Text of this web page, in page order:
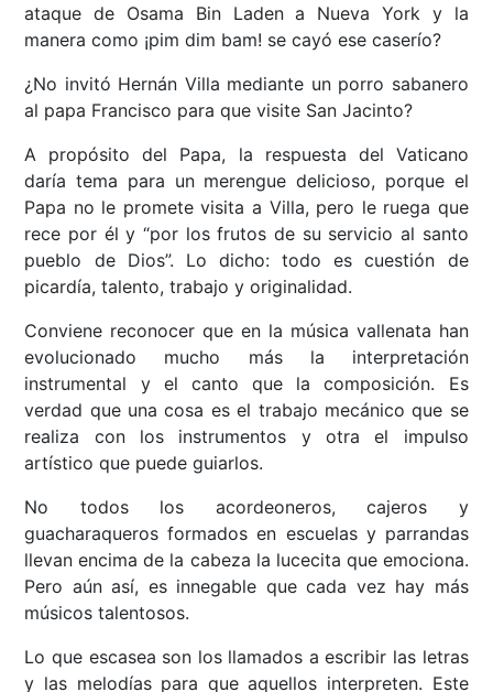
ataque de Osama Bin Laden a Nueva York y la
manera como ¡pim dim bam! se cayó ese caserío?
¿No invitó Hernán Villa mediante un porro sabanero
al papa Francisco para que visite San Jacinto?
A propósito del Papa, la respuesta del Vaticano
daría tema para un merengue delicioso, porque el
Papa no le promete visita a Villa, pero le ruega que
rece por él y “por los frutos de su servicio al santo
pueblo de Dios”. Lo dicho: todo es cuestión de
picardía, talento, trabajo y originalidad.
Conviene reconocer que en la música vallenata han
evolucionado mucho más la interpretación
instrumental y el canto que la composición. Es
verdad que una cosa es el trabajo mecánico que se
realiza con los instrumentos y otra el impulso
artístico que puede guiarlos.
No todos los acordeoneros, cajeros y
guacharaqueros formados en escuelas y parrandas
llevan encima de la cabeza la lucecita que emociona.
Pero aún así, es innegable que cada vez hay más
músicos talentosos.
Lo que escasea son los llamados a escribir las letras
y las melodías para que aquellos interpreten. Este